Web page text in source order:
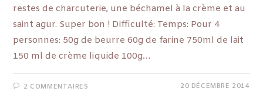
restes de charcuterie, une béchamel à la crème et au
saint agur. Super bon ! Difficulté: Temps: Pour 4
personnes: 50g de beurre 60g de farine 750ml de lait
150 ml de crème liquide 100g…
2 COMMENTAIRES 20 DÉCEMBRE 2014